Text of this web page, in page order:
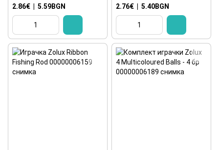
2.86€ 5.59BGN 2.76€ 5.40BGN